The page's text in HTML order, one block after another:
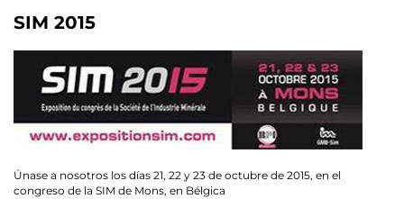
SIM 2015
Únase a nosotros los días 21, 22 y 23 de octubre de 2015, en el
congreso de la SIM de Mons, en Bélgica